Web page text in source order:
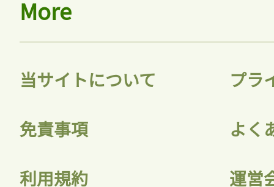
More
当サイトについて プラ
免責事項 よく
利用規約 運営